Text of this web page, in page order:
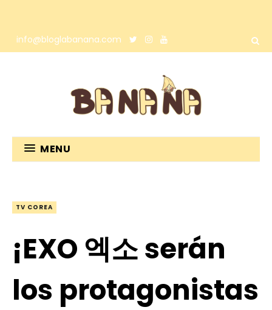
info@bloglabanana.com
MENU
TV COREA
¡EXO 엑소 serán
los protagonistas